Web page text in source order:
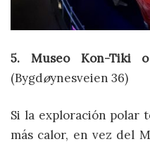
5. Museo Kon-Tiki
(Bygdøynesveien 36)
Si la exploración polar
más calor, en vez del